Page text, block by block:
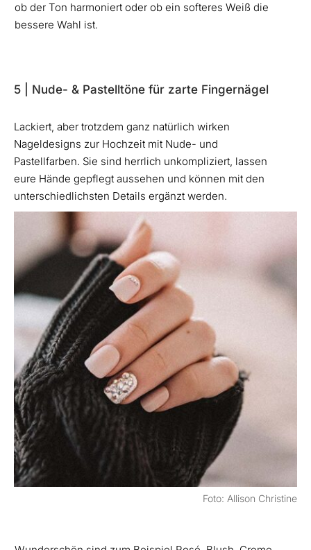
ob der Ton harmoniert oder ob ein softeres Weiß die
bessere Wahl ist.
5 | Nude- & Pastelltöne für zarte Fingernägel
Lackiert, aber trotzdem ganz natürlich wirken
Nageldesigns zur Hochzeit mit Nude- und
Pastellfarben. Sie sind herrlich unkompliziert, lassen
eure Hände gepflegt aussehen und können mit den
unterschiedlichsten Details ergänzt werden.
Foto: Allison Christine